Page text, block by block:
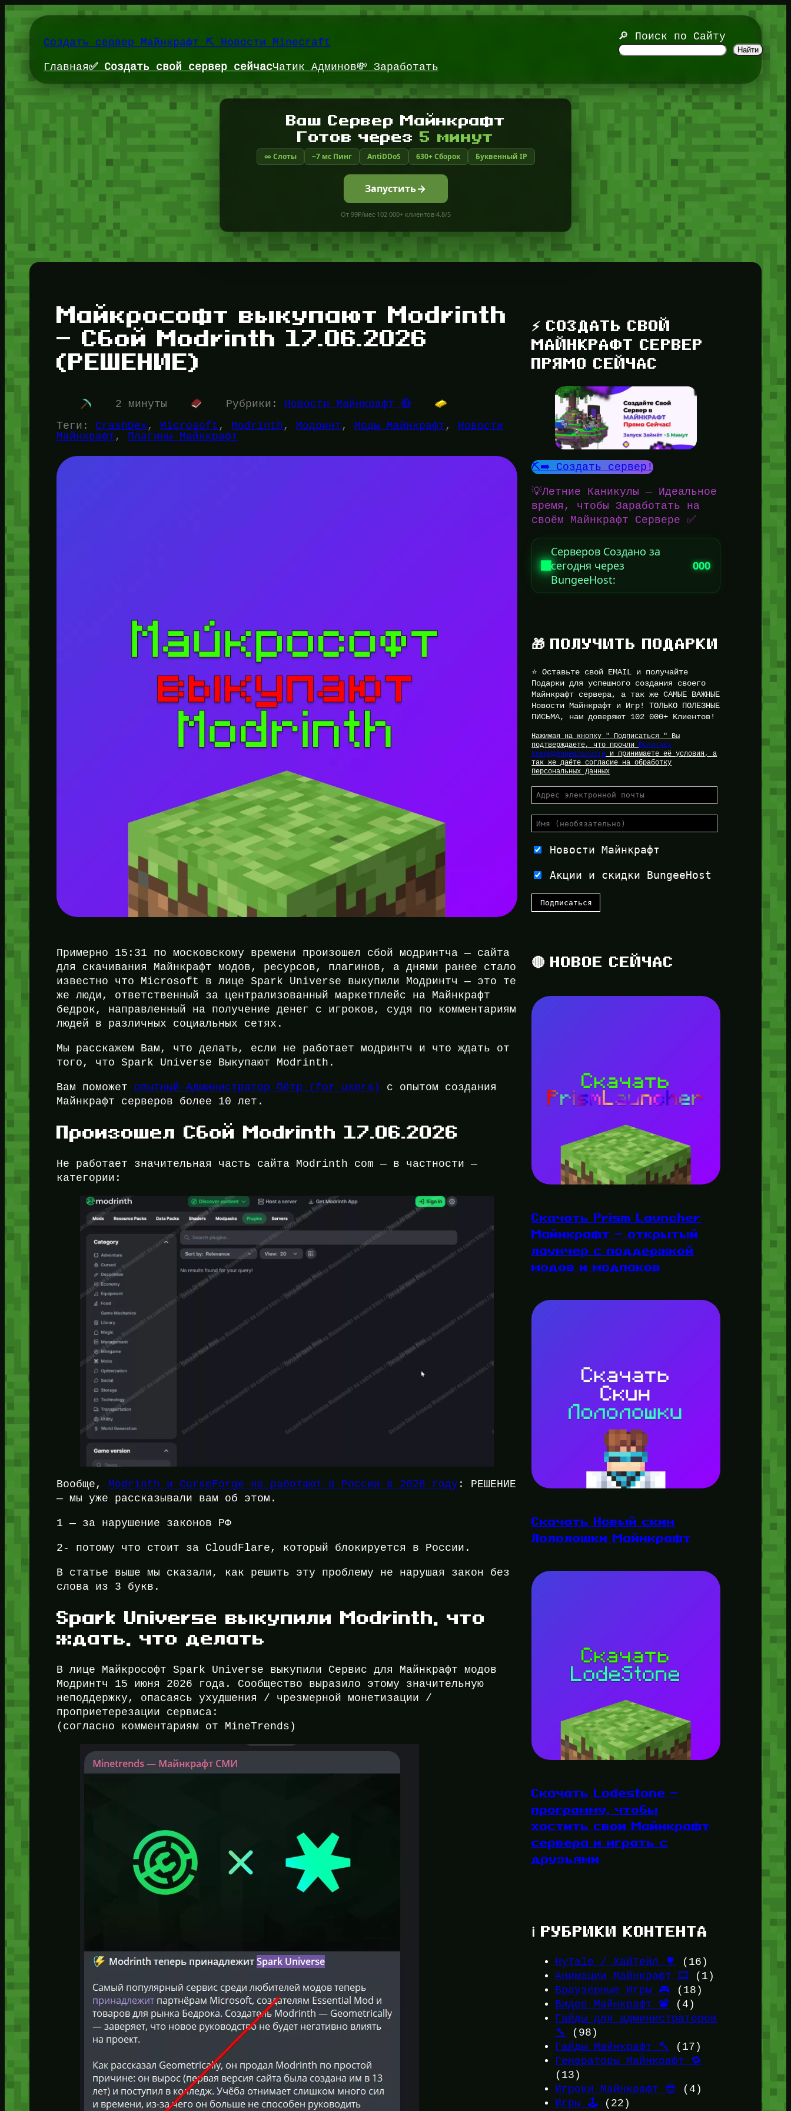
Перейти
содержимомуСоздать сервер Майнкрафт ⛏️ Новости Minecraft
🔎 Поиск по Сайту
Найти
Главная✅ Создать свой сервер сейчасЧатик Админов💸 Заработать
Ваш Сервер Майнкрафт
Готов через5 минут
∞ Слоты ~7 мс Пинг AntiDDoS 630+ Сборок Буквенный IP
Запустить
От 99₽/мес·102 000+ клиентов·4.8/5
Майкрософт выкупают Modrinth
— Сбой Modrinth 17.06.2026
(РЕШЕНИЕ)
2 минуты Рубрики: Новости Майнкрафт 🔴
Теги: CrashDex , Microsoft , Modrinth , Модринт , Моды Майнкрафт , Новости
Майнкрафт , Плагины Майнкрафт
Примерно 15:31 по московскому времени произошел сбой модринтча — сайта
для скачивания Майнкрафт модов, ресурсов, плагинов, а днями ранее стало
известно что Microsoft в лице Spark Universe выкупили Модринтч — это те
же люди, ответственный за централизованный маркетплейс на Майнкрафт
бедрок, направленный на получение денег с игроков, судя по комментариям
людей в различных социальных сетях.
Мы расскажем Вам, что делать, если не работает модринтч и что ждать от
того, что Spark Universe Выкупают Modrinth.
Вам поможет опытный Администратор Пётр (for_users)
с опытом создания
Майнкрафт серверов более 10 лет.
Произошел Сбой Modrinth 17.06.2026
Не работает значительная часть сайта Modrinth com — в частности —
категории:
Вообще, Modrinth и CurseForge не работают в России в 2026 году : РЕШЕНИЕ
— мы уже рассказывали вам об этом.
1 — за нарушение законов РФ
2- потому что стоит за CloudFlare, который блокируется в России.
В статье выше мы сказали, как решить эту проблему не нарушая закон без
слова из 3 букв.
Spark Universe выкупили Modrinth, что
ждать, что делать
В лице Майкрософт Spark Universe выкупили Сервис для Майнкрафт модов
Модринтч 15 июня 2026 года. Сообщество выразило этому значительную
неподдержку, опасаясь ухудшения / чрезмерной монетизации /
проприетерезации сервиса:
(согласно комментариям от MineTrends)
⚡ СОЗДАТЬ СВОЙ
МАЙНКРАФТ СЕРВЕР
ПРЯМО СЕЙЧАС
⛏️➡️ Создать сервер!
💡Летние Каникулы — Идеальное
время, чтобы Заработать на
своём Майнкрафт Сервере ✅
Серверов Создано за
сегодня через
BungeeHost:
000
🎁 ПОЛУЧИТЬ ПОДАРКИ
⭐ Оставьте свой EMAIL и получайте
Подарки для успешного создания своего
Майнкрафт сервера, а так же САМЫЕ ВАЖНЫЕ
Новости Майнкрафт и Игр! ТОЛЬКО ПОЛЕЗНЫЕ
ПИСЬМА, нам доверяют 102 000+ Клиентов!
Нажимая на кнопку " Подписаться " Вы
подтверждаете, что прочли Политику
Конфиденциальности и принимаете её условия, а
так же даёте согласие на обработку
Персональных Данных
Новости Майнкрафт
Акции и скидки BungeeHost
🔴 НОВОЕ СЕЙЧАС
Скачать Prism Launcher
Майнкрафт — открытый
лаунчер с поддержкой
модов и модпаков
Скачать Новый скин
Лололошки Майнкрафт
Скачать Lodestone —
программу, чтобы
хостить свои Майнкрафт
сервера и играть с
друзьями
ℹ️ РУБРИКИ КОНТЕНТА
HyTale / ХайТейл 🌳
(16)
Анимации Майнкрафт 🎞️ (1)
Браузерные Игры 🎮 (18)
Видео Майнкрафт 📽️ (4)
Гайды для администраторов
🔧
(98)
Гайды Майнкрафт 🔨
(17)
Генераторы Майнкрафт 🔁
(13)
Игроки Майнкрафт 😎 (4)
Игры 🕹️ (22)